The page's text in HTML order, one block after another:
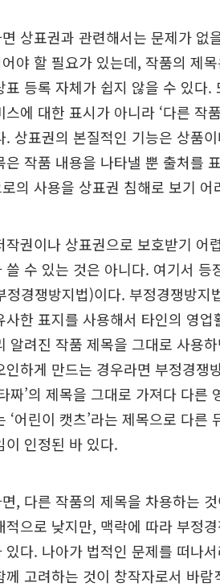
상표권과 관련해서는 문제가 없
야 할 필요가 있는데, 작품의 제
표 등록 자체가 쉽지 않을 수 있다
스에 대한 표시가 아니라 ‘다른 작
. 상표권의 본질적인 기능은 상품
은 작품 내용을 나타낼 뿐 출처를
의 사용을 상표권 침해로 보기
작권이나 상표권으로 보호받기 어
쓸 수 있는 것은 아니다. 여기서
정경쟁방지법)이다. 부정경쟁방
사한 표지를 사용해서 타인의 영
알려진 작품 제목을 그대로 사용
인하게 만드는 경우라면 부정경쟁
짜’의 제목을 그대로 가져다 다른
‘어린이 캣츠’라는 제목으로 다
이 인정된 바 있다.
, 다른 작품의 제목을 차용하는
적으로 낮지만, 맥락에 따라 부정
있다. 나아가 법적인 문제를 떠나
께 고려하는 것이 창작자로서 바